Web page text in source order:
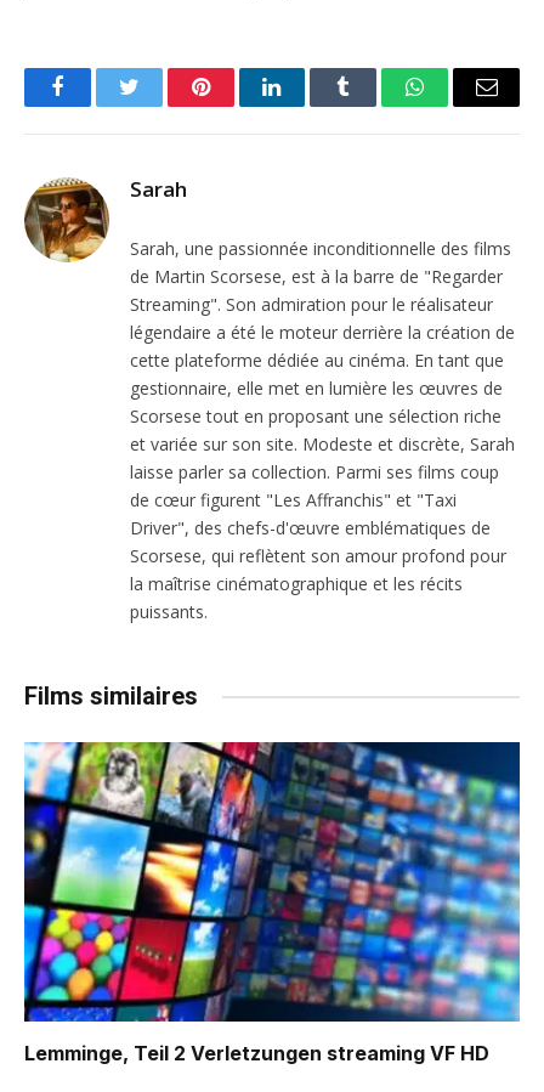
FacebookTwitter PinterestLinkedInTumblr WhatsAppEmail
Sarah
Sarah, une passionnée inconditionnelle des films
de Martin Scorsese, est à la barre de "Regarder
Streaming". Son admiration pour le réalisateur
légendaire a été le moteur derrière la création de
cette plateforme dédiée au cinéma. En tant que
gestionnaire, elle met en lumière les œuvres de
Scorsese tout en proposant une sélection riche
et variée sur son site. Modeste et discrète, Sarah
laisse parler sa collection. Parmi ses films coup
de cœur figurent "Les Affranchis" et "Taxi
Driver", des chefs-d'œuvre emblématiques de
Scorsese, qui reflètent son amour profond pour
la maîtrise cinématographique et les récits
puissants.
Films similaires
Lemminge, Teil 2 Verletzungen streaming VF HD